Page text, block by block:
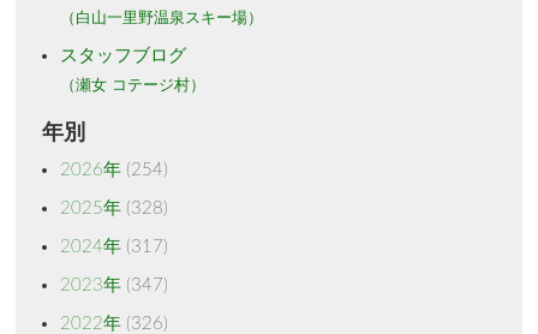
（白山一里野温泉スキー場）
スタッフブログ
（瀬女 コテージ村）
年別
2026年(254)
2025年(328)
2024年(317)
2023年(347)
2022年(326)